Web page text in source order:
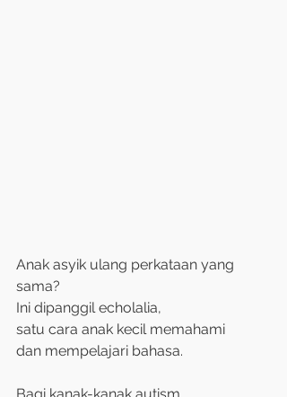
Anak asyik ulang perkataan yang
sama?
Ini dipanggil echolalia,
satu cara anak kecil memahami
dan mempelajari bahasa.